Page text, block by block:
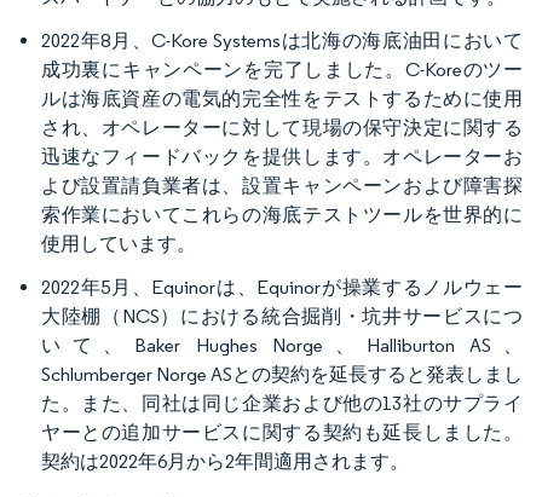
2022年8月、C-Kore Systemsは北海の海底油田において
成功裏にキャンペーンを完了しました。C-Koreのツー
ルは海底資産の電気的完全性をテストするために使用
され、オペレーターに対して現場の保守決定に関する
迅速なフィードバックを提供します。オペレーターお
よび設置請負業者は、設置キャンペーンおよび障害探
索作業においてこれらの海底テストツールを世界的に
使用しています。
2022年5月、Equinorは、Equinorが操業するノルウェー
大陸棚（NCS）における統合掘削・坑井サービスにつ
いて、Baker Hughes Norge、Halliburton AS、
Schlumberger Norge ASとの契約を延長すると発表しまし
た。また、同社は同じ企業および他の13社のサプライ
ヤーとの追加サービスに関する契約も延長しました。
契約は2022年6月から2年間適用されます。